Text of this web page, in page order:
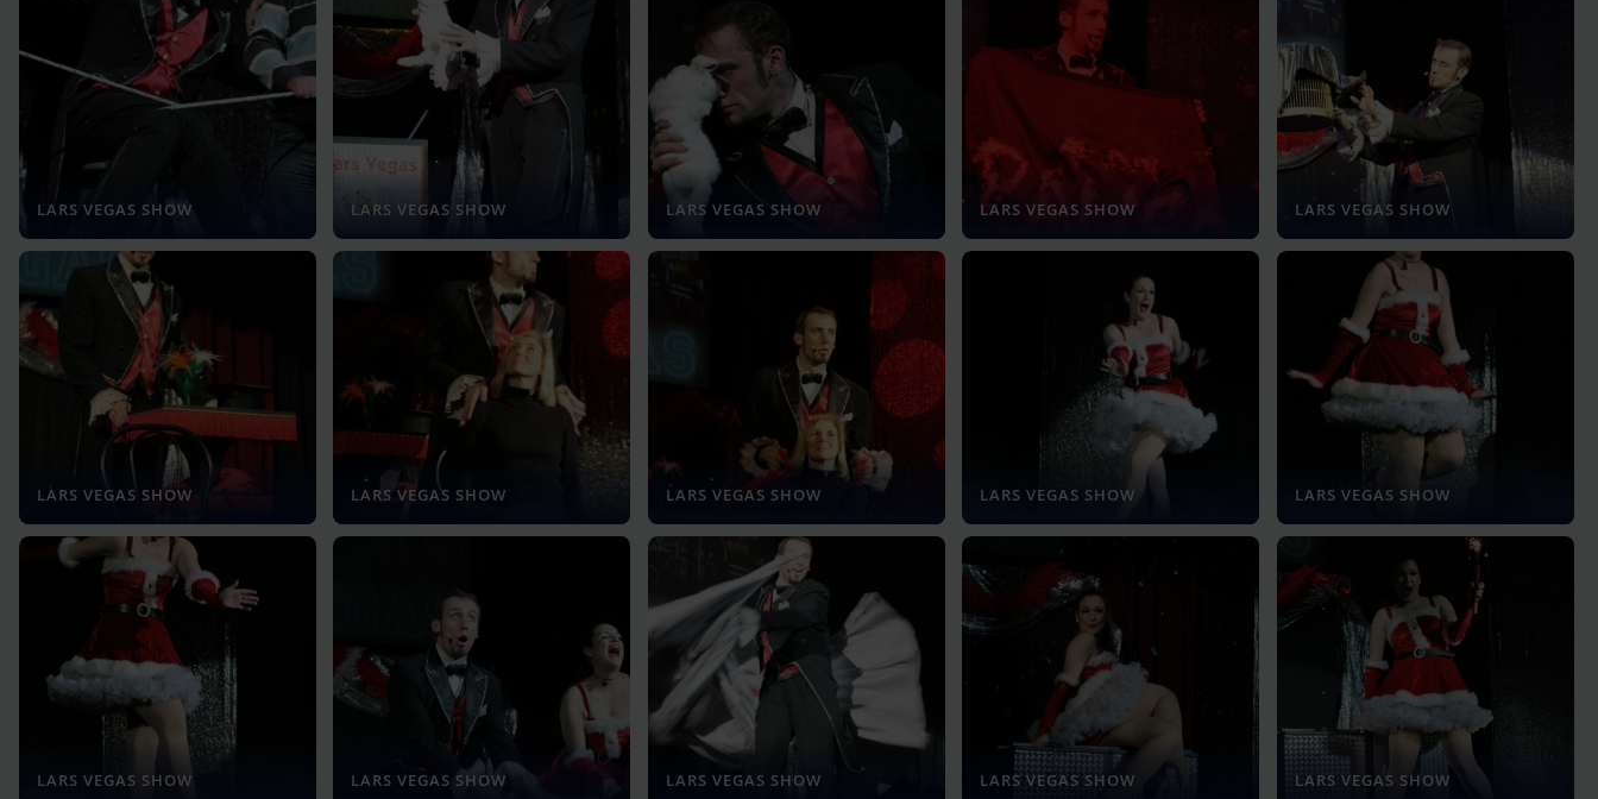
LARS VEGAS SHOW LARS VEGAS SHOW LARS VEGAS SHOW LARS VEGAS SHOW LARS VEGAS SHOW
LARS VEGAS SHOW LARS VEGAS SHOW LARS VEGAS SHOW LARS VEGAS SHOW LARS VEGAS SHOW
LARS VEGAS SHOW LARS VEGAS SHOW LARS VEGAS SHOW LARS VEGAS SHOW LARS VEGAS SHOW